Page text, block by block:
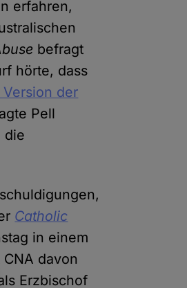
erfahren,
befragt
hörte, dass
Version der
Pell
die
Catholic
in einem
davon
Erzbischof